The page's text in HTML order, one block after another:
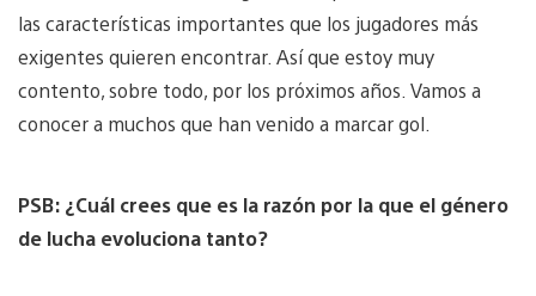
las características importantes que los jugadores más
exigentes quieren encontrar. Así que estoy muy
contento, sobre todo, por los próximos años. Vamos a
conocer a muchos que han venido a marcar gol.
PSB: ¿Cuál crees que es la razón por la que el género
de lucha evoluciona tanto?